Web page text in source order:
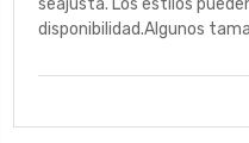
seajusta. Los estilos
disponibilidad.Algunos